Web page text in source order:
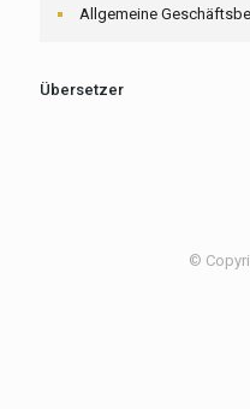
Allgemeine
Übersetzer
©